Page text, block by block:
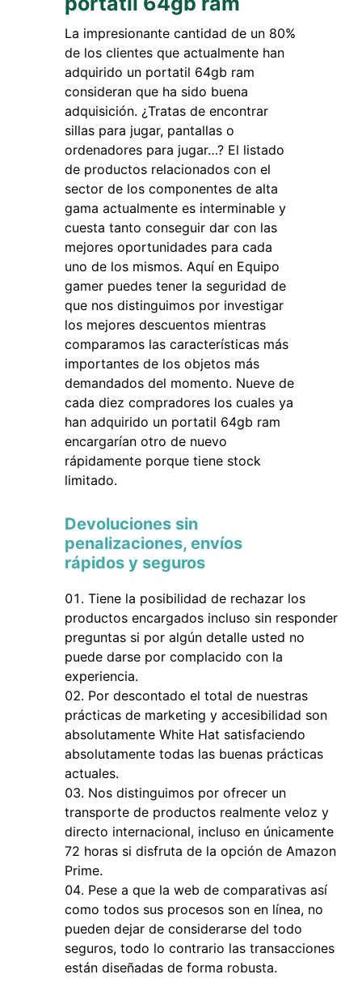
La impresionante cantidad de un 80%
de los clientes que actualmente han
adquirido un portatil 64gb ram
consideran que ha sido buena
adquisición. ¿Tratas de encontrar
sillas para jugar, pantallas o
ordenadores para jugar…? El listado
de productos relacionados con el
sector de los componentes de alta
gama actualmente es interminable y
cuesta tanto conseguir dar con las
mejores oportunidades para cada
uno de los mismos. Aquí en Equipo
gamer puedes tener la seguridad de
que nos distinguimos por investigar
los mejores descuentos mientras
comparamos las características más
importantes de los objetos más
demandados del momento. Nueve de
cada diez compradores los cuales ya
han adquirido un portatil 64gb ram
encargarían otro de nuevo
rápidamente porque tiene stock
limitado.
Devoluciones sin
penalizaciones, envíos
rápidos y seguros
Tiene la posibilidad de rechazar los
productos encargados incluso sin responder
preguntas si por algún detalle usted no
puede darse por complacido con la
experiencia.
Por descontado el total de nuestras
prácticas de marketing y accesibilidad son
absolutamente White Hat satisfaciendo
absolutamente todas las buenas prácticas
actuales.
Nos distinguimos por ofrecer un
transporte de productos realmente veloz y
directo internacional, incluso en únicamente
72 horas si disfruta de la opción de Amazon
Prime.
Pese a que la web de comparativas así
como todos sus procesos son en línea, no
pueden dejar de considerarse del todo
seguros, todo lo contrario las transacciones
están diseñadas de forma robusta.